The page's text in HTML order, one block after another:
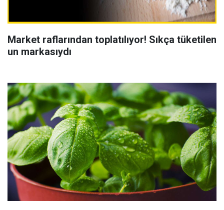
Market raflarından toplatılıyor! Sıkça tüketilen
un markasıydı